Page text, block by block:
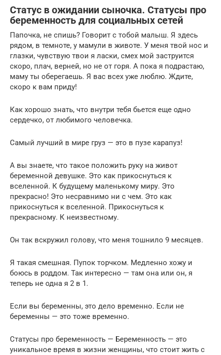
Статус в ожидании сыночка. Статусы про
беременность для социальных сетей
Папочка, не спишь? Говорит с тобой малыш. Я здесь
рядом, в темноте, у мамули в животе. У меня твой нос и
глазки, чувствую твои я ласки, смех мой заструится
скоро, плач, верней, но не от горя. А пока я подрастаю,
маму ты оберегаешь. Я вас всех уже люблю. Ждите,
скоро к вам приду!
Как хорошо знать, что внутри тебя бьется еще одно
сердечко, от любимого человечка.
Самый лучший в мире груз — это в пузе карапуз!
А вы знаете, что такое положить руку на живот
беременной девушке. Это как прикоснуться к
вселенной. К будущему маленькому миру. Это
прекрасно! Это несравнимо ни с чем. Это как
прикоснуться к вселенной. Прикоснуться к
прекрасному. К неизвестному.
Он так вскружил голову, что меня тошнило 9 месяцев.
Я такая смешная. Пупок торчком. Медленно хожу и
боюсь в роддом. Так интересно — там она или он, я
теперь не одна я 2 в 1.
Если вы беременны, это дело временно. Если не
беременны — это тоже временно.
Cтатусы про беременность — Беременность — это
уникальное время в жизни женщины, что стоит жить с